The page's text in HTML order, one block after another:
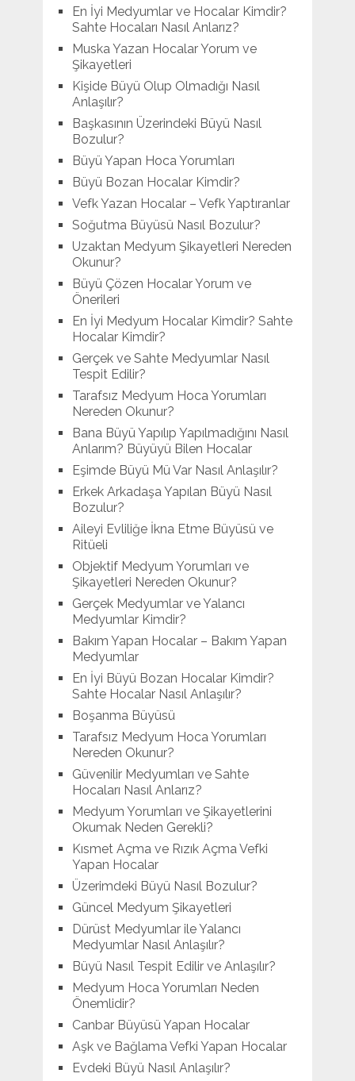
En İyi Medyumlar ve Hocalar Kimdir?
Sahte Hocaları Nasıl Anlarız?
Muska Yazan Hocalar Yorum ve
Şikayetleri
Kişide Büyü Olup Olmadığı Nasıl
Anlaşılır?
Başkasının Üzerindeki Büyü Nasıl
Bozulur?
Büyü Yapan Hoca Yorumları
Büyü Bozan Hocalar Kimdir?
Vefk Yazan Hocalar – Vefk Yaptıranlar
Soğutma Büyüsü Nasıl Bozulur?
Uzaktan Medyum Şikayetleri Nereden
Okunur?
Büyü Çözen Hocalar Yorum ve
Önerileri
En İyi Medyum Hocalar Kimdir? Sahte
Hocalar Kimdir?
Gerçek ve Sahte Medyumlar Nasıl
Tespit Edilir?
Tarafsız Medyum Hoca Yorumları
Nereden Okunur?
Bana Büyü Yapılıp Yapılmadığını Nasıl
Anlarım? Büyüyü Bilen Hocalar
Eşimde Büyü Mü Var Nasıl Anlaşılır?
Erkek Arkadaşa Yapılan Büyü Nasıl
Bozulur?
Aileyi Evliliğe İkna Etme Büyüsü ve
Ritüeli
Objektif Medyum Yorumları ve
Şikayetleri Nereden Okunur?
Gerçek Medyumlar ve Yalancı
Medyumlar Kimdir?
Bakım Yapan Hocalar – Bakım Yapan
Medyumlar
En İyi Büyü Bozan Hocalar Kimdir?
Sahte Hocalar Nasıl Anlaşılır?
Boşanma Büyüsü
Tarafsız Medyum Hoca Yorumları
Nereden Okunur?
Güvenilir Medyumları ve Sahte
Hocaları Nasıl Anlarız?
Medyum Yorumları ve Şikayetlerini
Okumak Neden Gerekli?
Kısmet Açma ve Rızık Açma Vefki
Yapan Hocalar
Üzerimdeki Büyü Nasıl Bozulur?
Güncel Medyum Şikayetleri
Dürüst Medyumlar ile Yalancı
Medyumlar Nasıl Anlaşılır?
Büyü Nasıl Tespit Edilir ve Anlaşılır?
Medyum Hoca Yorumları Neden
Önemlidir?
Canbar Büyüsü Yapan Hocalar
Aşk ve Bağlama Vefki Yapan Hocalar
Evdeki Büyü Nasıl Anlaşılır?